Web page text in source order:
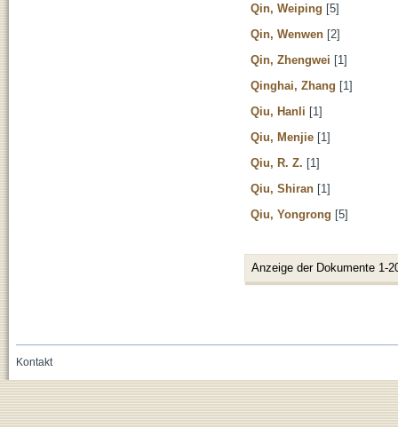
Qin, Weiping [5]
Qin, Wenwen [2]
Qin, Zhengwei [1]
Qinghai, Zhang [1]
Qiu, Hanli [1]
Qiu, Menjie [1]
Qiu, R. Z. [1]
Qiu, Shiran [1]
Qiu, Yongrong [5]
Anzeige der Dokumente 1-
Kontakt